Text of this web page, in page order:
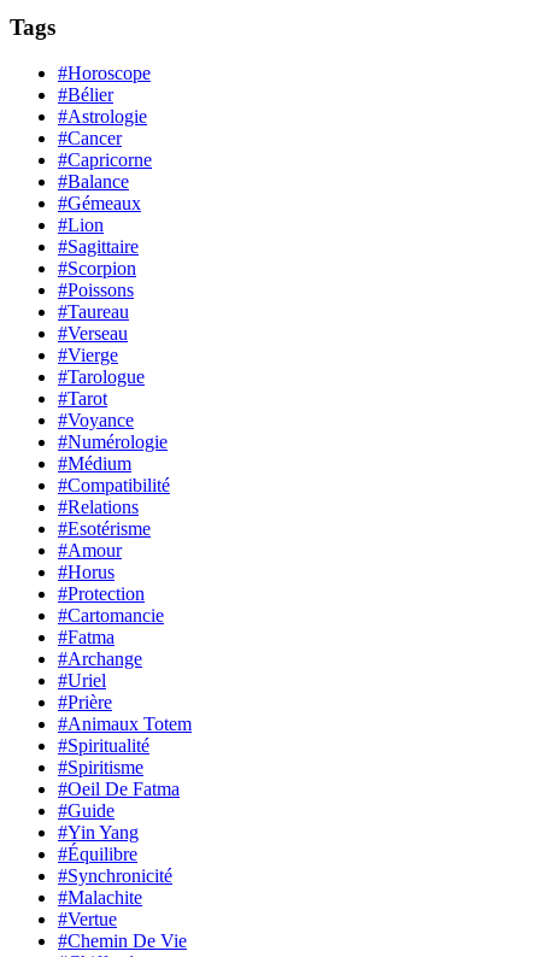
Tags
#Horoscope
#Bélier
#Astrologie
#Cancer
#Capricorne
#Balance
#Gémeaux
#Lion
#Sagittaire
#Scorpion
#Poissons
#Taureau
#Verseau
#Vierge
#Tarologue
#Tarot
#Voyance
#Numérologie
#Médium
#Compatibilité
#Relations
#Esotérisme
#Amour
#Horus
#Protection
#Cartomancie
#Fatma
#Archange
#Uriel
#Prière
#Animaux Totem
#Spiritualité
#Spiritisme
#Oeil De Fatma
#Guide
#Yin Yang
#Équilibre
#Synchronicité
#Malachite
#Vertue
#Chemin De Vie